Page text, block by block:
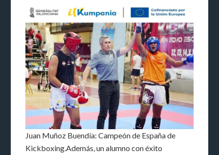
Juan Muñoz Buendía: Campeón de España de
Kickboxing.Además, un alumno con éxito